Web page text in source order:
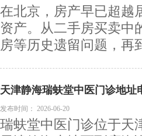
在北京，房产早已超越
资产。从二手房买卖中
房等历史遗留问题，再
天津静海瑞蚨堂中医门诊地址
发布时间： 2026-06-20
瑞蚨堂中医门诊位于天